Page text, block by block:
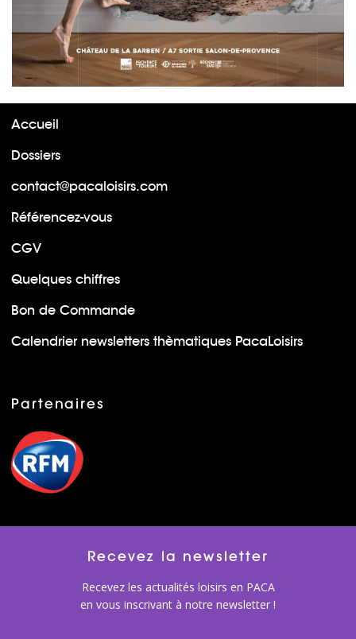
Accueil
Dossiers
contact@pacaloisirs.com
Référencez-vous
CGV
Quelques chiffres
Bon de Commande
Calendrier newsletters thèmatiques PacaLoisirs
Partenaires
Recevez la newsletter
Recevez les actualités loisirs en PACA
en vous inscrivant à notre newsletter !